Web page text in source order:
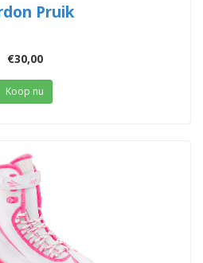
Pruik
€30,00
Koop nu